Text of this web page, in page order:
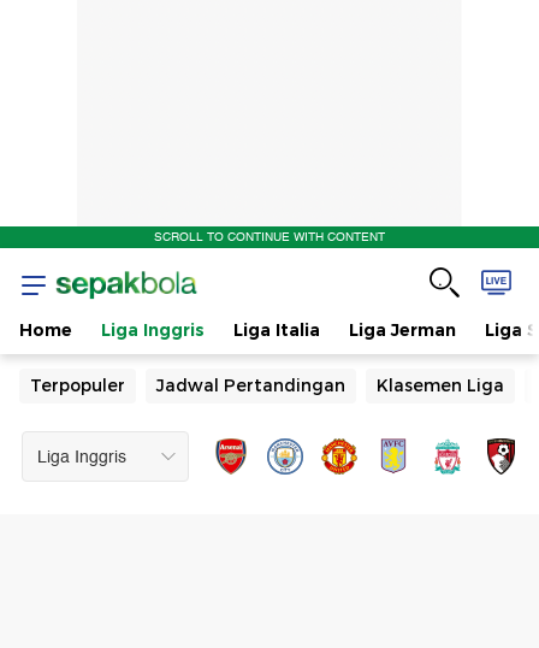
SCROLL TO CONTINUE WITH CONTENT
Home Liga Inggris Liga Italia Liga Jerman Liga
Terpopuler Jadwal Pertandingan Klasemen Liga